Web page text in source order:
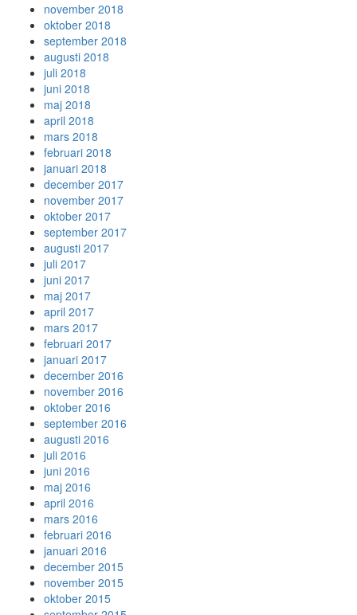
november 2018
oktober 2018
september 2018
augusti 2018
juli 2018
juni 2018
maj 2018
april 2018
mars 2018
februari 2018
januari 2018
december 2017
november 2017
oktober 2017
september 2017
augusti 2017
juli 2017
juni 2017
maj 2017
april 2017
mars 2017
februari 2017
januari 2017
december 2016
november 2016
oktober 2016
september 2016
augusti 2016
juli 2016
juni 2016
maj 2016
april 2016
mars 2016
februari 2016
januari 2016
december 2015
november 2015
oktober 2015